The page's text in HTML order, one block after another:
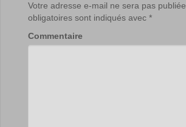
Votre adresse e-mail ne sera pas publiée.
obligatoires sont indiqués avec *
Commentaire